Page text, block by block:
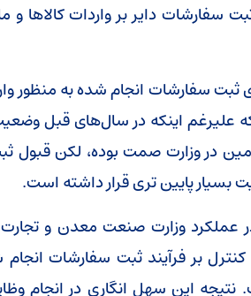
سفارشات دایر بر واردات کالا‌ها
ثبت سفارشات انجام شده به منظور
علیرغم اینکه در سال‌های قبل
در وزارت صمت بوده، لکن قبول
بسیار پایین تری قرار داشته است.
عملکرد وزارت صنعت معدن و
بر فرآیند ثبت سفارشات
این سهل انگاری در انجام